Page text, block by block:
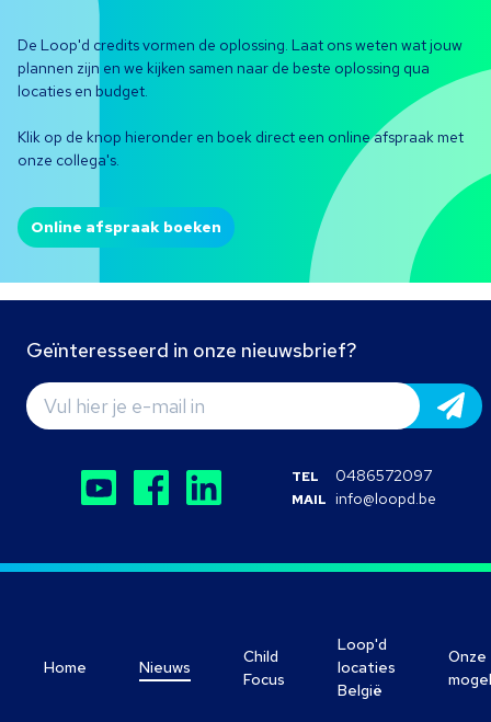
De Loop'd credits vormen de oplossing. Laat ons weten wat jouw
plannen zijn en we kijken samen naar de beste oplossing qua
locaties en budget.
Klik op de knop hieronder en boek direct een online afspraak met
onze collega's.
Online afspraak boeken
Geïnteresseerd in onze nieuwsbrief?
TEL 0486572097
MAIL info@loopd.be
Home Nieuws
Child
Focus
Loop'd
locaties
België
Onze